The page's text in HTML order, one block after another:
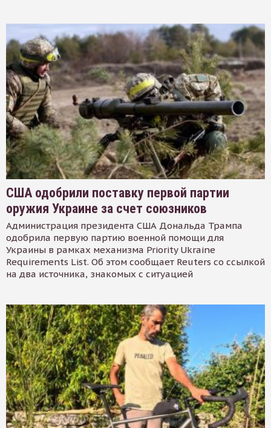
США одобрили поставку первой партии
оружия Украине за счет союзников
Администрация президента США Дональда Трампа
одобрила первую партию военной помощи для
Украины в рамках механизма Priority Ukraine
Requirements List. Об этом сообщает Reuters со ссылкой
на два источника, знакомых с ситуацией